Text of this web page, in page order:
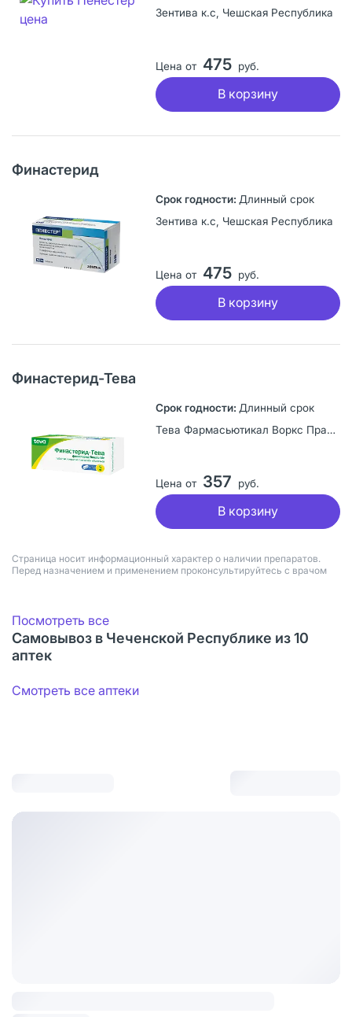
Зентива к.с, Чешская Республика
Цена от 475 руб.
В корзину
Финастерид
Длинный срок
Зентива к.с, Чешская Республика
Цена от 475 руб.
В корзину
Финастерид-Тева
Длинный срок
Тева Фармасьютикал Воркс Прайвэт Лимитед Компани, Венгрия
Цена от 357 руб.
В корзину
Страница носит информационный характер о наличии препаратов.
Перед назначением и применением проконсультируйтесь с врачом
Посмотреть все
Самовывоз в Чеченской Республике из 10
аптек
Смотреть все аптеки